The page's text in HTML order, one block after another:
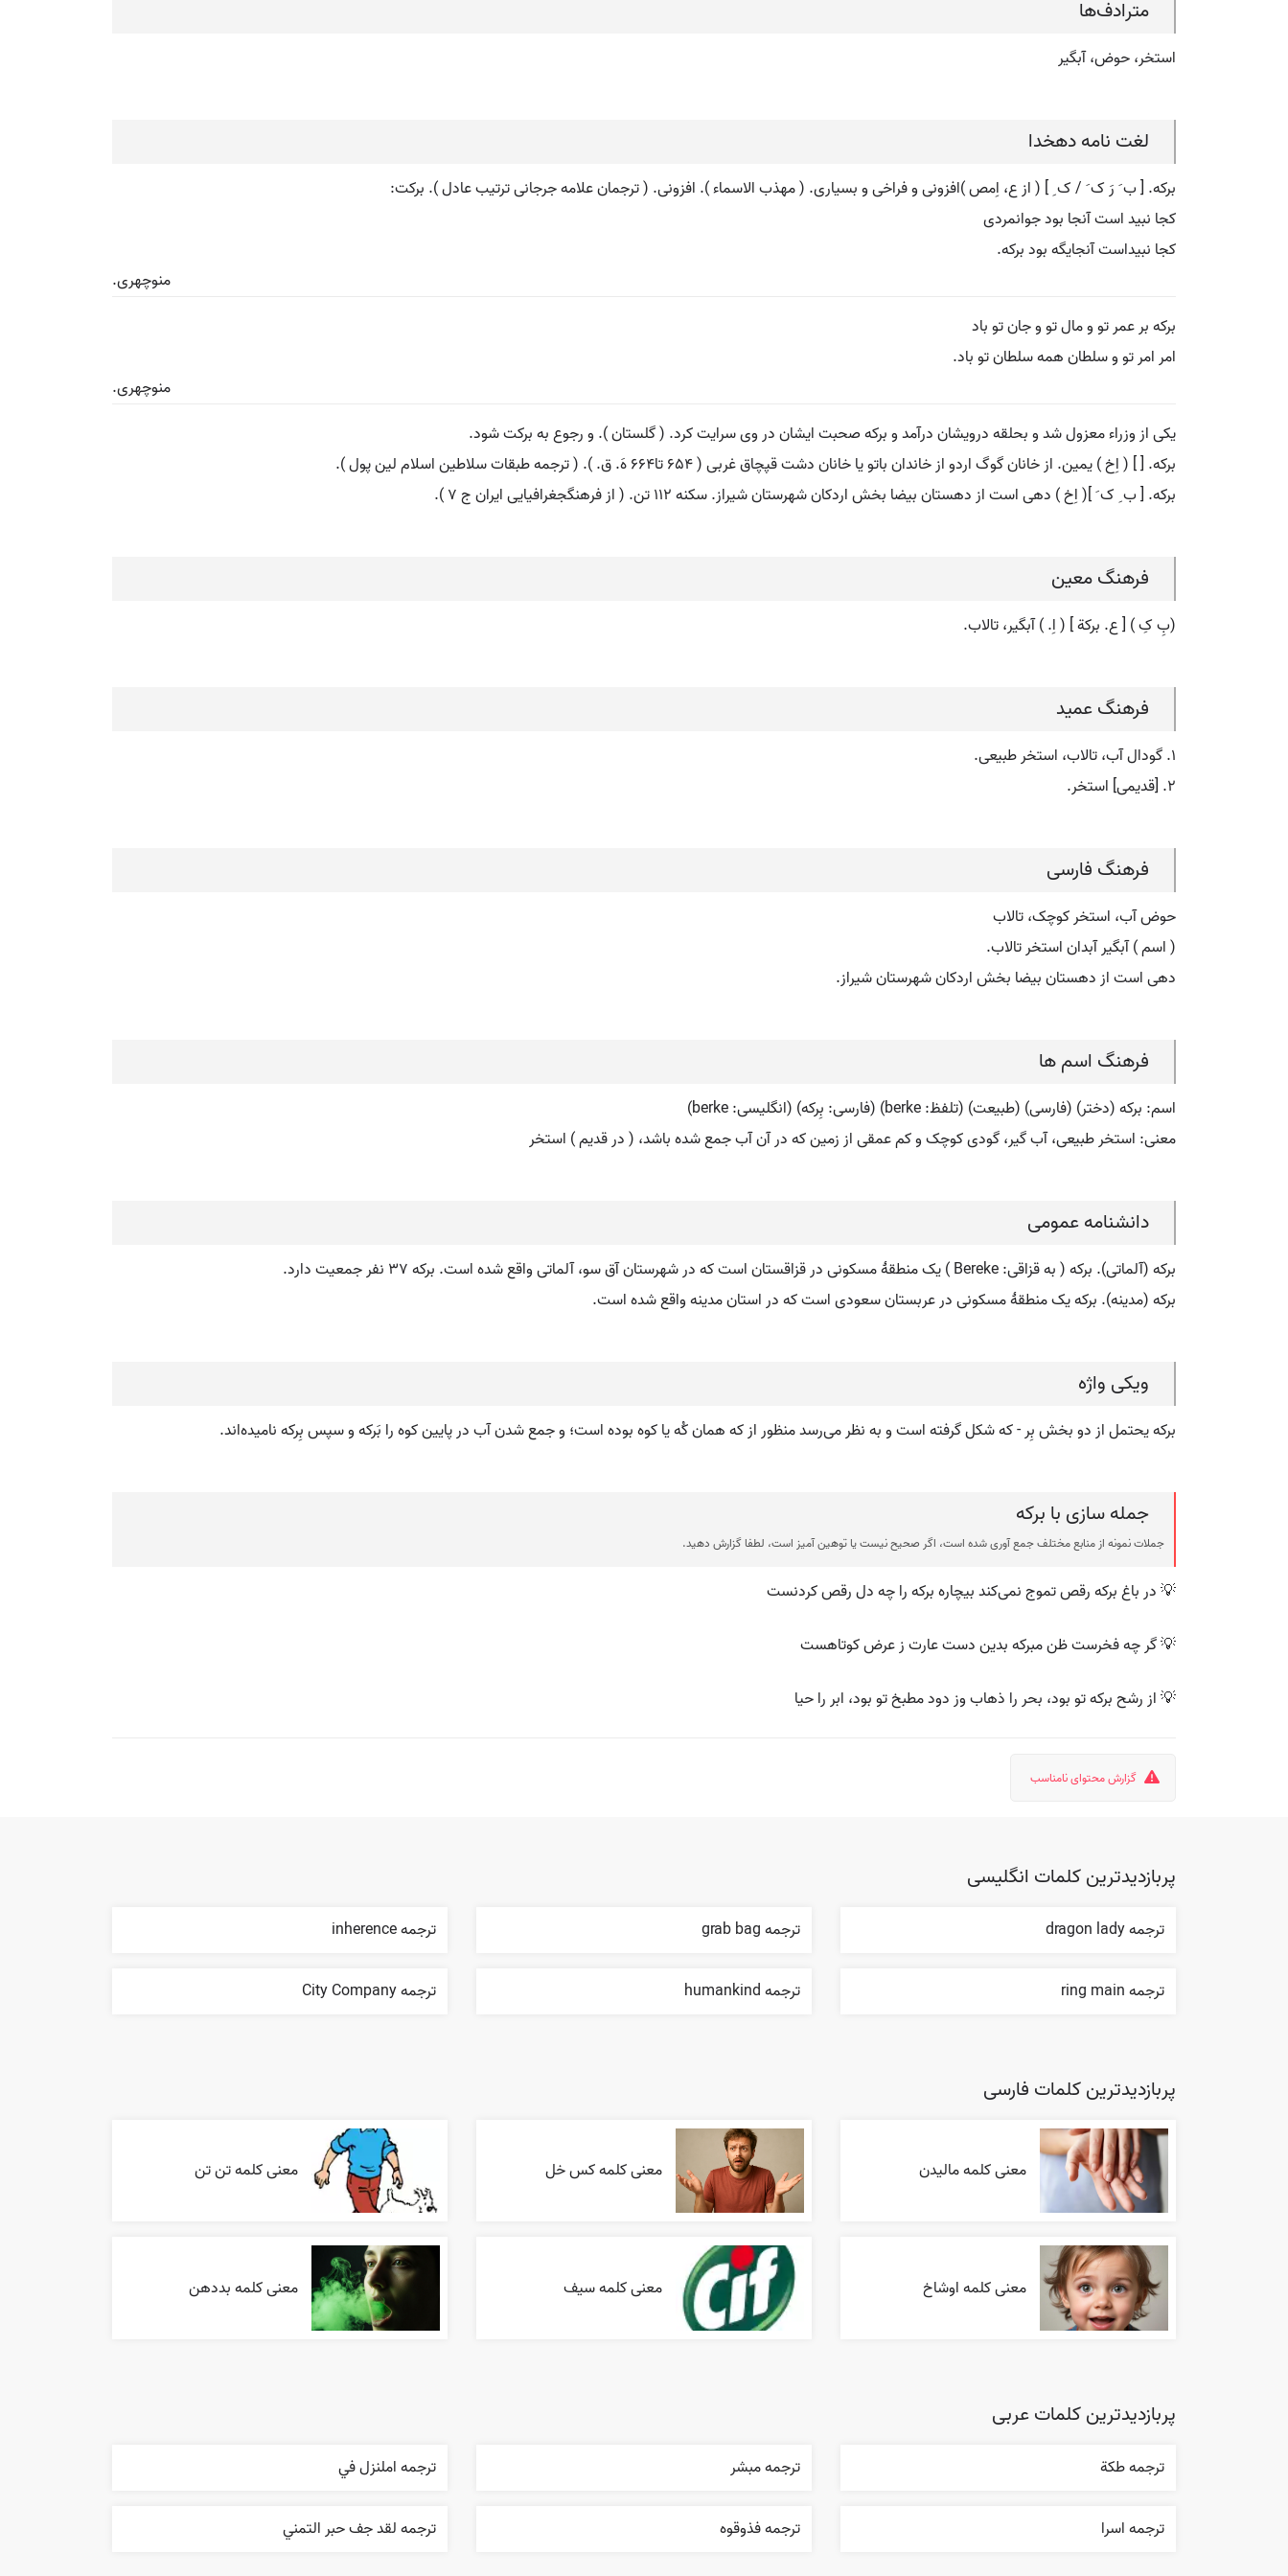
مترادف‌ها
استخر، حوض، آبگیر
لغت نامه دهخدا
برکه. [ ب َ رَ ک َ / ک ِ ] ( از ع، اِمص )افزونی و فراخی و بسیاری. ( مهذب الاسماء ). افزونی. ( ترجمان علامه جرجانی ترتیب عادل ). برکت:
کجا نبید است آنجا بود جوانمردی
کجا نبیداست آنجایگه بود برکه.
منوچهری.
برکه بر عمر تو و مال تو و جان تو باد
امر امر تو و سلطان همه سلطان تو باد.
منوچهری.
یکی از وزراء معزول شد و بحلقه درویشان درآمد و برکه صحبت ایشان در وی سرایت کرد. ( گلستان ). و رجوع به برکت شود.
برکه. [ ] ( اِخ ) یمین. از خانان گوگ اردو از خاندان باتو یا خانان دشت قپچاق غربی ( 654 تا664 هَ. ق. ). ( ترجمه طبقات سلاطین اسلام لین پول ).
برکه. [ ب ِ ک َ ]( اِخ ) دهی است از دهستان بیضا بخش اردکان شهرستان شیراز. سکنه 112 تن. ( از فرهنگجغرافیایی ایران ج 7 ).
فرهنگ معین
(بِ کِ ) [ ع. برکة ] ( اِ. ) آبگیر، تالاب.
فرهنگ عمید
۱. گودال آب، تالاب، استخر طبیعی.
۲. [قدیمی] استخر.
فرهنگ فارسی
حوض آب، استخر کوچک، تالاب
( اسم ) آبگیر آبدان استخر تالاب.
دهی است از دهستان بیضا بخش اردکان شهرستان شیراز.
فرهنگ اسم ها
اسم: برکه (دختر) (فارسی) (طبیعت) (تلفظ: berke) (فارسی: بِرکه) (انگلیسی: berke)
معنی: استخر طبیعی، آب گیر، گودی کوچک و کم عمقی از زمین که در آن آب جمع شده باشد، ( در قدیم ) استخر
دانشنامه عمومی
برکه (آلماتی). برکه ( به قزاقی: Bereke ) یک منطقهٔ مسکونی در قزاقستان است که در شهرستان آق سو، آلماتی واقع شده است. برکه ۳۷ نفر جمعیت دارد.
برکه (مدینه). برکه یک منطقهٔ مسکونی در عربستان سعودی است که در استان مدینه واقع شده است.
ویکی واژه
برکه یحتمل از دو بخش بِر - که شکل گرفته است و به نظر می‌رسد منظور از که همان کُه یا کوه بوده است؛ و جمع شدن آب در پایین کوه را بَرکه و سپس بِرکه نامیده‌اند.
جمله سازی با برکه
جملات نمونه از منابع مختلف جمع آوری شده است، اگر صحیح نیست یا توهین آمیز است، لطفا گزارش دهید.
💡 در باغ برکه رقص تموج نمی‌کند بیچاره برکه را چه دل رقص کردنست
💡 گر چه فخرست ظن مبرکه بدین دست عارت ز عرض کوتاهست
💡 از رشح برکه تو بود، بحر را ذهاب وز دود مطبخ تو بود، ابر را حیا
گزارش محتوای نامناسب
پربازدیدترین کلمات انگلیسی
ترجمه dragon lady ترجمه grab bag ترجمه inherence
ترجمه ring main ترجمه humankind ترجمه City Company
پربازدیدترین کلمات فارسی
معنی کلمه مالیدن معنی کلمه کس خل معنی کلمه تن تن
معنی کلمه اوشاخ معنی کلمه سیف معنی کلمه بددهن
پربازدیدترین کلمات عربی
ترجمه طکة ترجمه مبشر ترجمه املنزل في
ترجمه اسرا ترجمه فذوقوه ترجمه لقد جف حبر التمني